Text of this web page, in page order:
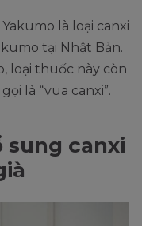
là loại canxi
tại Nhật Bản.
loại thuốc này còn
là “vua canxi”.
sung canxi